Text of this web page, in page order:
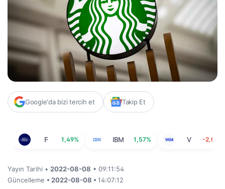
Google'da bizi tercih et Takip Et
F 1,49% IBM 1,57% V -2,07%
Yayın Tarihi • 2022-08-08 • 09:11:54
Güncelleme • 2022-08-08 • 14:07:12